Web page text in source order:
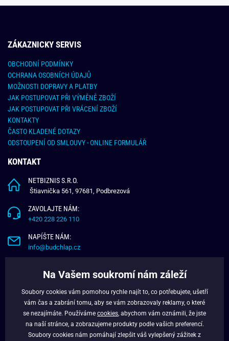
ZÁKAZNICKY SERVIS
OBCHODNÍ PODMÍNKY
OCHRANA OSOBNÍCH ÚDAJŮ
MOŽNOSTI DOPRAVY A PLATBY
JAK POSTUPOVAT PŘI VÝMĚNĚ ZBOŽÍ
JAK POSTUPOVAT PŘI VRÁCENÍ ZBOŽÍ
KONTAKTY
ČASTO KLADENÉ DOTAZY
ODSTOUPENÍ OD SMLOUVY - ONLINE FORMULÁŘ
KONTAKT
NETBIZNIS S.R.O.
Štiavnička 561, 97681, Podbrezová
ZAVOLAJTE NÁM:
+420 228 226 110
NAPÍŠTE NÁM:
info@budchlap.cz
VĚRNOSTNÍ PROGRAM
FACEBOOK
Na Vašem soukromí nám záleží
Soubory cookies vám pomohou rychle najít to, co potřebujete, ušetří
vám čas a zabrání tomu, aby se vám zobrazovaly reklamy, o které
se nezajímáte. Používáme cookies , abychom vám oznámili, že jste
na naší stránce, a zobrazujeme produkty podle vašich preferencí.
Soubory cookies nám pomáhají zlepšit váš vylepšený zážitek z